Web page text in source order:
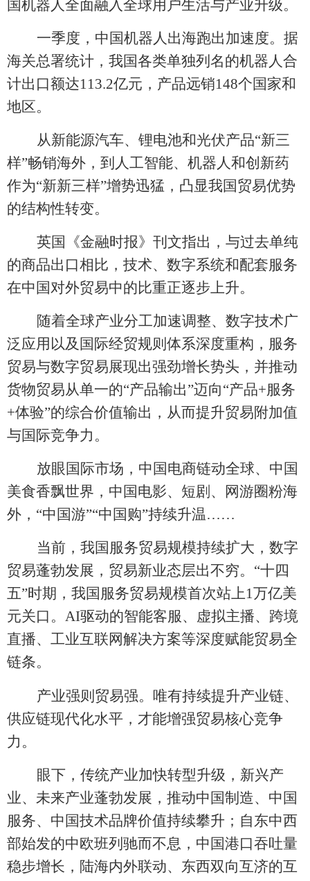
国机器人全面融入全球用户生活与产业升级。
一季度，中国机器人出海跑出加速度。据
海关总署统计，我国各类单独列名的机器人合
计出口额达113.2亿元，产品远销148个国家和
地区。
从新能源汽车、锂电池和光伏产品“新三
样”畅销海外，到人工智能、机器人和创新药
作为“新新三样”增势迅猛，凸显我国贸易优势
的结构性转变。
英国《金融时报》刊文指出，与过去单纯
的商品出口相比，技术、数字系统和配套服务
在中国对外贸易中的比重正逐步上升。
随着全球产业分工加速调整、数字技术广
泛应用以及国际经贸规则体系深度重构，服务
贸易与数字贸易展现出强劲增长势头，并推动
货物贸易从单一的“产品输出”迈向“产品+服务
+体验”的综合价值输出，从而提升贸易附加值
与国际竞争力。
放眼国际市场，中国电商链动全球、中国
美食香飘世界，中国电影、短剧、网游圈粉海
外， “中国游”“中国购”持续升温……
当前，我国服务贸易规模持续扩大，数字
贸易蓬勃发展，贸易新业态层出不穷。 “十四
五”时期，我国服务贸易规模首次站上1万亿美
元关口。AI驱动的智能客服、虚拟主播、跨境
直播、工业互联网解决方案等深度赋能贸易全
链条。
产业强则贸易强。唯有持续提升产业链、
供应链现代化水平，才能增强贸易核心竞争
力。
眼下，传统产业加快转型升级，新兴产
业、未来产业蓬勃发展，推动中国制造、中国
服务、中国技术品牌价值持续攀升；自东中西
部始发的中欧班列驰而不息，中国港口吞吐量
稳步增长，陆海内外联动、东西双向互济的互